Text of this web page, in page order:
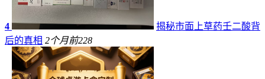
4
揭秘市面上草药壬二酸背
后的真相 2个月前228